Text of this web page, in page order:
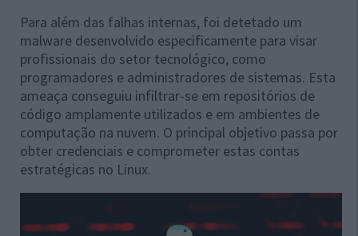
Para além das falhas internas, foi detetado um
malware desenvolvido especificamente para visar
profissionais do setor tecnológico, como
programadores e administradores de sistemas. Esta
ameaça conseguiu infiltrar-se em repositórios de
código amplamente utilizados e em ambientes de
computação na nuvem. O principal objetivo passa por
obter credenciais e comprometer estas contas
estratégicas no Linux.